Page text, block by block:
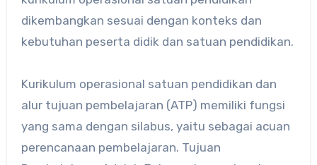
dikembangkan sesuai dengan konteks dan
kebutuhan peserta didik dan satuan pendidikan.
Kurikulum operasional satuan pendidikan dan
alur tujuan pembelajaran (ATP) memiliki fungsi
yang sama dengan silabus, yaitu sebagai acuan
perencanaan pembelajaran. Tujuan